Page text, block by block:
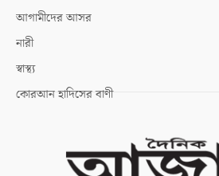
আগামীদের আসর
নারী
স্বাস্থ্য
কোরআন হাদিসের বাণী